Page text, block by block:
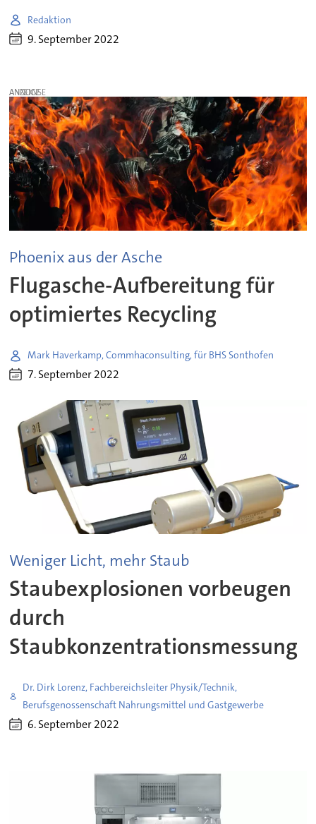
Redaktion
9. September 2022
ANZEIGE
Phoenix aus der Asche
Flugasche-Aufbereitung für
optimiertes Recycling
Mark Haverkamp, Commhaconsulting, für BHS Sonthofen
7. September 2022
Weniger Licht, mehr Staub
Staubexplosionen vorbeugen
durch
Staubkonzentrationsmessung
Dr. Dirk Lorenz, Fachbereichsleiter Physik/Technik,
Berufsgenossenschaft Nahrungsmittel und Gastgewerbe
6. September 2022